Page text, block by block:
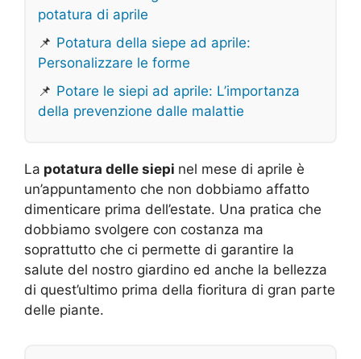
potatura di aprile
📌 Potatura della siepe ad aprile:
Personalizzare le forme
📌 Potare le siepi ad aprile: L’importanza
della prevenzione dalle malattie
La potatura delle siepi nel mese di aprile è
un’appuntamento che non dobbiamo affatto
dimenticare prima dell’estate. Una pratica che
dobbiamo svolgere con costanza ma
soprattutto che ci permette di garantire la
salute del nostro giardino ed anche la bellezza
di quest’ultimo prima della fioritura di gran parte
delle piante.